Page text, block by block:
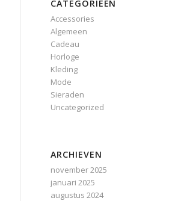
CATEGORIEËN
Accessories
Algemeen
Cadeau
Horloge
Kleding
Mode
Sieraden
Uncategorized
ARCHIEVEN
november 2025
januari 2025
augustus 2024